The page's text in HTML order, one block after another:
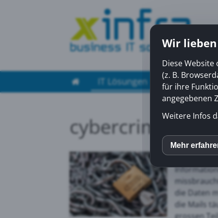
IT Lösungen Managed
Die
die Daten
die Mails
Wir
Diese
(z. B.
für ihre
angegebenen
Weitere Infos
Mehr